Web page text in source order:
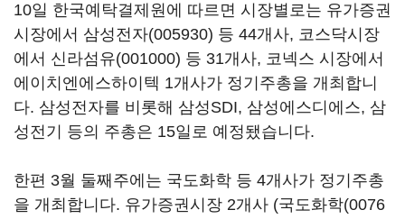
10일 한국예탁결제원에 따르면 시장별로는 유가증권
시장에서 삼성전자(005930) 등 44개사, 코스닥시장
에서 신라섬유(001000) 등 31개사, 코넥스 시장에서
에이치엔에스하이텍 1개사가 정기주총을 개최합니
다. 삼성전자를 비롯해 삼성SDI, 삼성에스디에스, 삼
성전기 등의 주총은 15일로 예정됐습니다.
한편 3월 둘째주에는 국도화학 등 4개사가 정기주총
을 개최합니다. 유가증권시장 2개사 (국도화학(0076